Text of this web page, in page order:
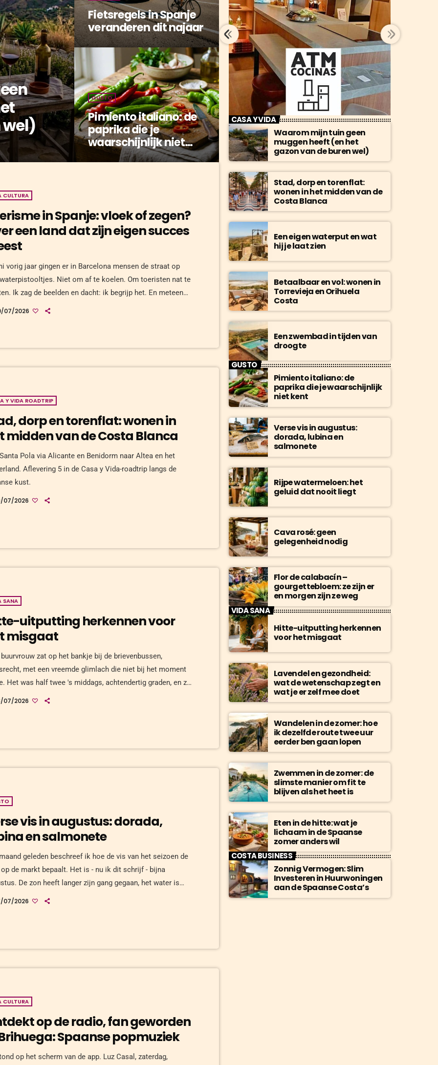
wel)
Fietsregels in Spanje
veranderen dit najaar
GUSTO
Pimiento italiano: de
paprika die je
waarschijnlijk niet
kent
CULTURA
in Spanje: vloek of zegen?
een land dat zijn eigen succes
vorig jaar gingen er in Barcelona mensen de straat op
Niet om af te koelen. Om toeristen nat te
Ik zag de beelden en dacht: ik begrijp het. En meteen
ik ben zelf ook een soort toerist. Records en weerstand
07/2026
Y VIDA ROADTRIP
dorp en torenflat: wonen in
midden van de Costa Blanca
Pola via Alicante en Benidorm naar Altea en het
Aflevering 5 in de Casa y Vida-roadtrip langs de
kust.
07/2026
SANA
uitputting herkennen voor
misgaat
zat op het bankje bij de brievenbussen,
met een vreemde glimlach die niet bij het moment
Het was half twee 's middags, achtendertig graden, en zij
twee tassen boodschappen naar boven gesjouwd
07/2026
vis in augustus: dorada,
en salmonete
geleden beschreef ik hoe de vis van het seizoen de
de markt bepaalt. Het is - nu ik dit schrijf - bijna
De zon heeft langer zijn gang gegaan, het water is
en de vissen die nu verschijnen zijn een ander soort
07/2026
CULTURA
op de radio, fan geworden
Spaanse popmuziek
op het scherm van de app. Luz Casal, zaterdag,
CASA Y VIDA
Waarom mijn tuin geen
muggen heeft (en het
gazon van de buren wel)
Stad, dorp en torenflat:
wonen in het midden van de
Costa Blanca
Een eigen waterput en wat
hij je laat zien
Betaalbaar en vol: wonen in
Torrevieja en Orihuela
Costa
Een zwembad in tijden van
droogte
GUSTO
Pimiento italiano: de
paprika die je waarschijnlijk
niet kent
Verse vis in augustus:
dorada, lubina en
salmonete
Rijpe watermeloen: het
geluid dat nooit liegt
Cava rosé: geen
gelegenheid nodig
Flor de calabacín –
gourgettebloem: ze zijn er
en morgen zijn ze weg
VIDA SANA
Hitte-uitputting herkennen
voor het misgaat
Lavendel en gezondheid:
wat de wetenschap zegt en
wat je er zelf mee doet
Wandelen in de zomer: hoe
ik dezelfde route twee uur
eerder ben gaan lopen
Zwemmen in de zomer: de
slimste manier om fit te
blijven als het heet is
Eten in de hitte: wat je
lichaam in de Spaanse
zomer anders wil
COSTA BUSINESS
Zonnig Vermogen: Slim
Investeren in Huurwoningen
aan de Spaanse Costa’s